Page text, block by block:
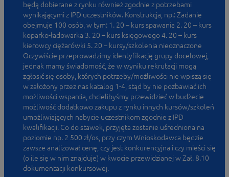
będą dobierane z rynku również zgodnie z potrzebami
wynikającymi z IPD uczestników. Konstrukcja, np.: Zadanie
obejmuje 100 osób, w tym: 1. 20 – kurs spawania 2. 20 – kurs
koparko-ładowarka 3. 20 – kurs księgowego 4. 20 – kurs
kierowcy ciężarówki 5. 20 – kursy/szkolenia nieoznaczone
Oczywiście przeprowadzimy identyfikację grupy docelowej,
jednak mamy świadomość, że w wyniku rekrutacji mogą
zgłosić się osoby, których potrzeby/możliwości nie wpiszą się
w założony przez nas katalog 1-4, stąd by nie pozbawiać ich
możliwości wsparcia, chcielibyśmy przewidzieć w budżecie
możliwość dodatkowo zakupu z rynku innych kursów/szkoleń
umożliwiających nabycie uczestnikom zgodnie z IPD
kwalifikacji. Co do stawek, przyjęta zostanie uśredniona na
poziomie np. 2 500 zł/os, przy czym Wnioskodawca będzie
zawsze analizował cenę, czy jest konkurencyjna i czy mieści się
(o ile się w nim znajduje) w kwocie przewidzianej w Zał. 8.10
dokumentacji konkursowej.